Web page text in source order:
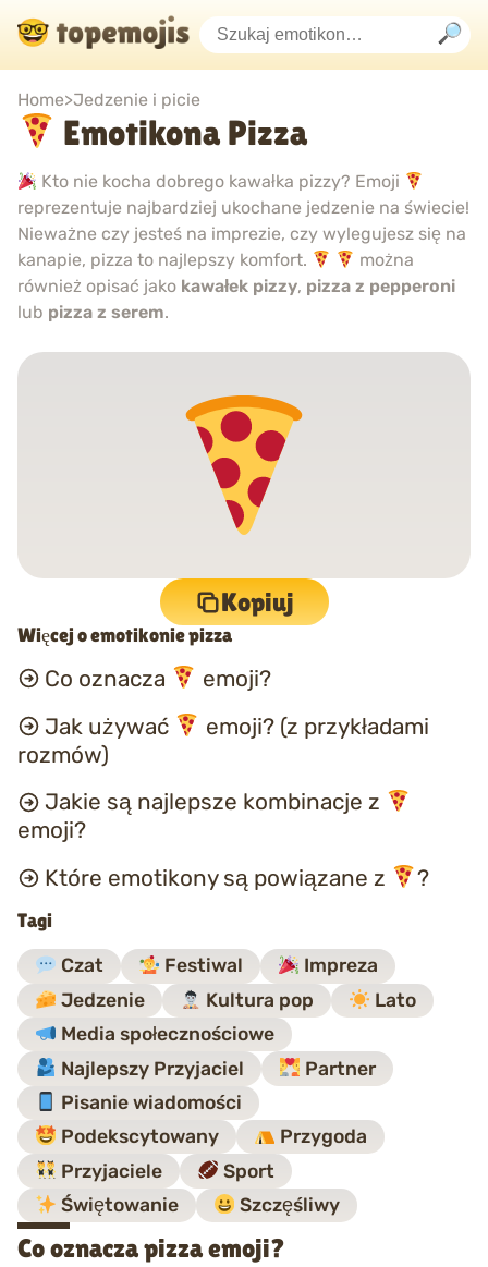
Home>Jedzenie i picie
Emotikona Pizza
Kto nie kocha dobrego kawałka pizzy? Emoji
reprezentuje najbardziej ukochane jedzenie na świecie!
Nieważne czy jesteś na imprezie, czy wylegujesz się na
kanapie, pizza to najlepszy komfort.
można
również opisać jako kawałek pizzy, pizza z pepperoni
lub pizza z serem.
Kopiuj
Więcej o emotikonie pizza
Co oznacza
emoji?
Jak używać
emoji? (z przykładami
rozmów)
Jakie są najlepsze kombinacje z
emoji?
Które emotikony są powiązane z
?
Tagi
Czat Festiwal
Impreza
Jedzenie
Kultura pop
Lato
Media społecznościowe
Najlepszy Przyjaciel
Partner
Pisanie wiadomości
Podekscytowany
Przygoda
Przyjaciele
Sport
Świętowanie
Szczęśliwy
Co oznacza pizza emoji?